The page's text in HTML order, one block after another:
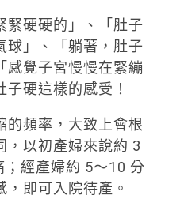
緊硬硬的」、「肚子
球」、「躺著，肚子
感覺子宮慢慢在緊繃
硬這樣的感受！
的頻率，大致上會根
，以初產婦來說約 3
經產婦約 5～10 分
即可入院待產。